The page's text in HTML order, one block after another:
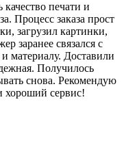
печати и
Процесс заказа прост
загрузил картинки,
заранее связался с
материалу. Доставили
Получилось
снова. Рекомендую
хороший сервис!